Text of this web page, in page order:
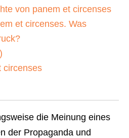
von panem et circenses
et circenses. Was
circenses
die Meinung eines
der Propaganda und